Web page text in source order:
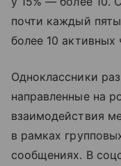
почти каждый
более 10 активных
Одноклассники
направленные на
взаимодействия
в рамках
сообщениях. В